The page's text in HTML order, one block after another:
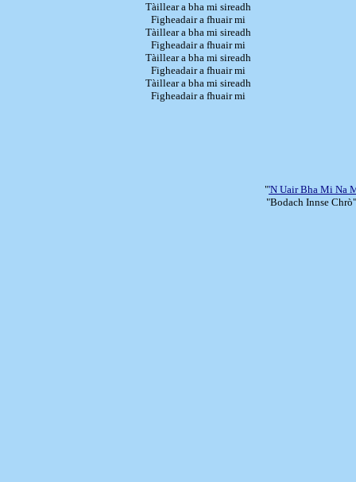
Tàillear a bha mi sireadh
Figheadair a fhuair mi
Tàillear a bha mi sireadh
Figheadair a fhuair mi
Tàillear a bha mi sireadh
Figheadair a fhuair mi
Tàillear a bha mi sireadh
Figheadair a fhuair mi
"'N Uair Bha Mi Na
"Bodach Innse